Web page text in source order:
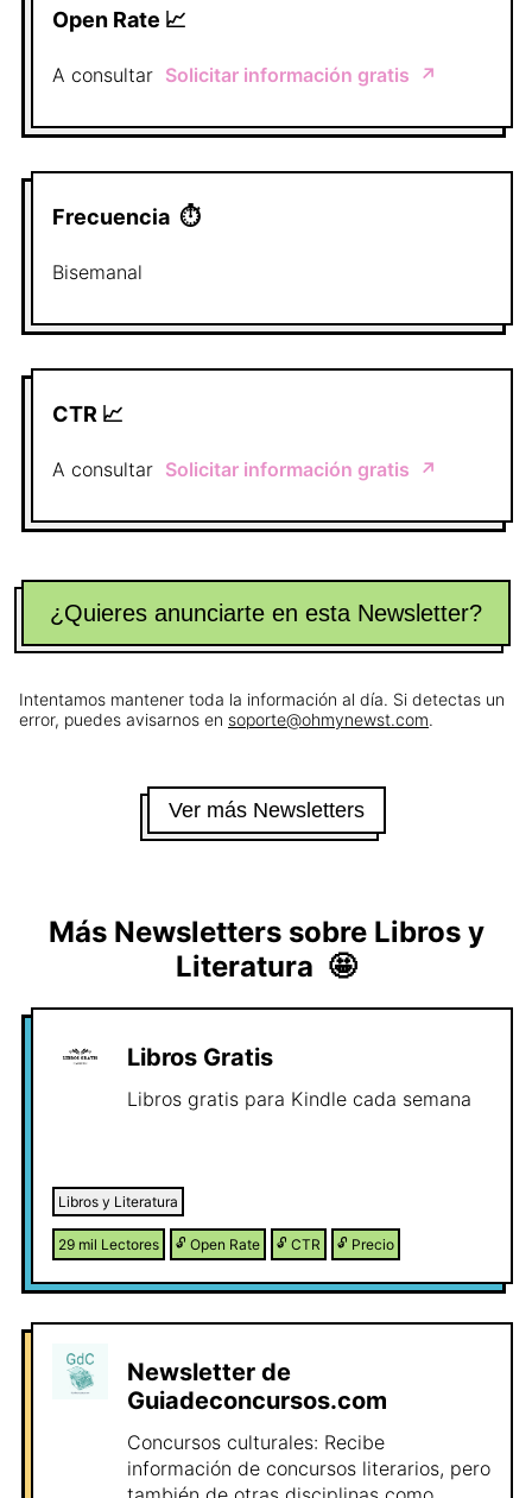
Open Rate 📈
A consultar Solicitar información gratis ↗️
Frecuencia ⏱
Bisemanal
CTR 📈
A consultar Solicitar información gratis ↗️
¿Quieres anunciarte en esta Newsletter?
Intentamos mantener toda la información al día. Si detectas un
error, puedes avisarnos en soporte@ohmynewst.com.
Ver más Newsletters
Más Newsletters sobre Libros y
Literatura 🤩
Libros Gratis
Libros gratis para Kindle cada semana
Libros y Literatura
29 mil Lectores 🔓 Open Rate 🔓 CTR 🔓 Precio
Newsletter de
Guiadeconcursos.com
Concursos culturales: Recibe
información de concursos literarios, pero